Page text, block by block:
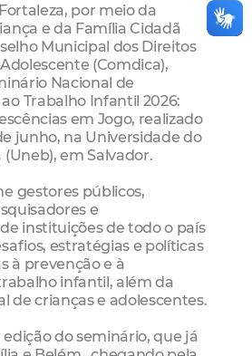
por meio da
e da Família Cidadã
Municipal dos Direitos
(Comdica),
Nacional de
Trabalho Infantil 2026:
em Jogo, realizado
junho, na Universidade do
em Salvador.
gestores públicos,
e
instituições de todo o país
estratégias e políticas
à prevenção e à
infantil, além da
de crianças e adolescentes.
do seminário, que já